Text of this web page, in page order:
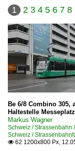
1 2 3 4 5 6 7 8
Be 6/8 Combino 305,
Haltestelle
Markus Wagner
Schweiz /
Schweiz /
 62 1200x800 Px,